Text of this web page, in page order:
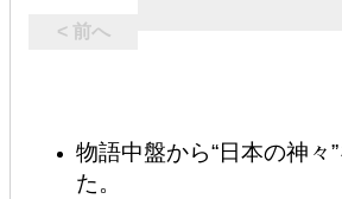
< 前へ
物語中盤から“日本の神
た。